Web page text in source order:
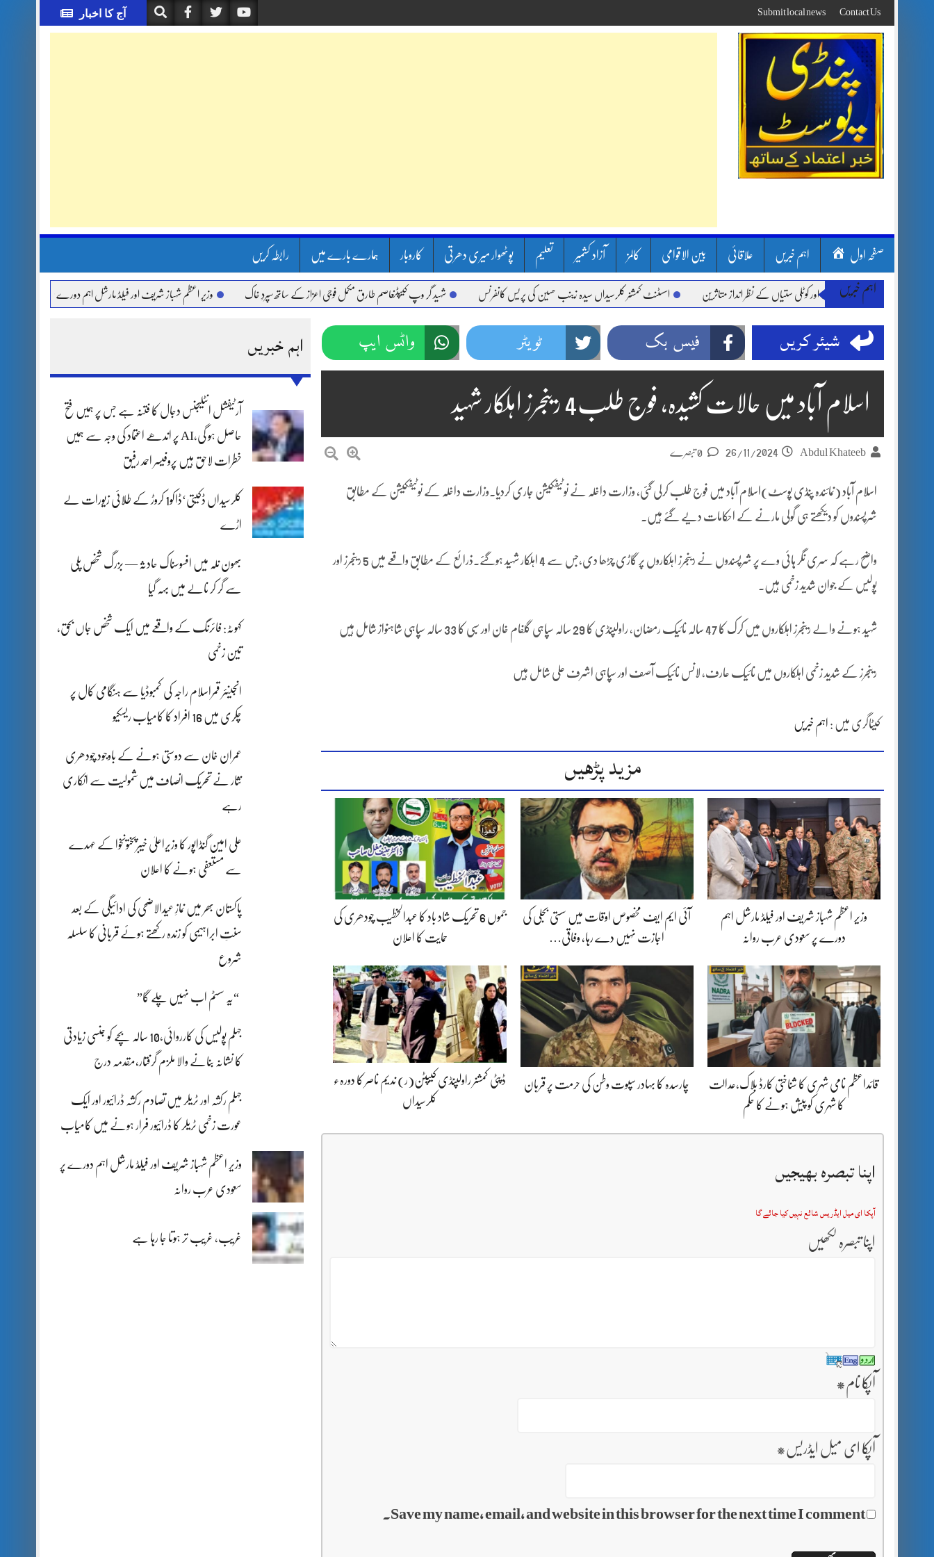
to
content
آج کا اخبار Contact Us
Submit local news
صفحہ اول اہم خبریں علاقائی بین الاقوامی کالمز آزاد کشمیر تعلیم پوٹھوار میری دھرتی کاروبار ہمارے بارے میں رابطہ کریں
اہم خبریں
بارشیں، لینڈ سلائیڈنگ اور کوٹلی ستیاں کے نظر انداز متاثرین اسسٹنٹ کمشنر کلرسیداں سیدہ زینب حسین کی پریس کانفرنس شہید گر وپ کیپٹنعاصم طارق مکمل فوجی اعزاز کے ساتھ سپردِ خاک وزیر اعظم شہباز شریف اور فیلڈ مارشل اہم دورے پر سعودی عرب روانہ
اہم خبریں
آرٹیفشل انٹلیجنس دجال کا فتنہ ہے جس پر ہمیں فتح
حاصل ہو گی،AI پر اندھے اعتماد کی وجہ سے ہمیں
خطرات لاحق ہیں پروفیسر احمد رفیق
کلرسیداں ڈکیتی‘ڈاکو1 کروڑ کے طلائی زیورات لے
اڑے
بھون نلہ میں افسوسناک حادثہ — بزرگ شخص پلی
سے گر کر نالے میں بہہ گیا
کہوٹہ: فائرنگ کے واقعے میں ایک شخص جاں بحق،
تین زخمی
انجینئر قمراسلام راجہ کی کمبوڈیا سے ہنگامی کال پر
چکری میں 16 افراد کا کامیاب ریسکیو
عمران خان سے دوستی ہونے کے باوجود چودھری
نثار نے تحریک انصاف میں شمولیت سے انکاری
رہے
علی امین گنڈاپور کا وزیراعلیٰ خیبرپختونخوا کے عہدے
سے مستعفی ہونے کا اعلان
پاکستان بھر میں نمازِ عیدالاضحی کی ادائیگی کے بعد
سنتِ ابراہیمی کو زندہ رکھتے ہوئے قربانی کا سلسلہ
شروع
“یہ سسٹم اب نہیں چلے گا”
جہلم پولیس کی کارروائی،10 سالہ بچے کو جنسی زیادتی
کا نشانہ بنانے والا ملزم گرفتار،مقدمہ درج
جہلم رکشہ اور ٹریلر میں تصادم رکشہ ڈرائیور اور ایک
عورت زخمی ٹریلر کا ڈرائیور فرار ہونے میں کامیاب
وزیر اعظم شہباز شریف اور فیلڈ مارشل اہم دورے پر
سعودی عرب روانہ
غریب، غریب تر ہوتا جا رہا ہے
شیئر کریں فیس بک ٹویٹر واٹس ایپ
اسلام آباد میں حالات کشیدہ، فوج طلب4 رینجرز اہلکار شہید
Abdul Khateeb
26/11/2024
اسلام آباد (نمائندہ پنڈی پوسٹ)اسلام آباد میں فوج طلب کرلی گئی، وزارت داخلہ نے نوٹیفکیشن جاری کردیا۔وزارت داخلہ کے نوٹیفکیشن کے مطابق
شرپسندوں کو دیکھتے ہی گولی مارنے کے احکامات دیے گئے ہیں۔
واضح رہے کہ سری نگر ہائی وے پر شرپسندوں نے رینجرز اہلکاروں پر گاڑی چڑھا دی،جس سے 4 اہلکار شہید ہوگئے۔ذرائع کے مطابق واقعے میں 5 رینجرز اور
پولیس کے جوان شدید زخمی ہیں۔
شہید ہونے والے رینجرز اہلکاروں میں کرک کا 47 سالہ نائیک رمضان، راولپنڈی کا 29 سالہ سپاہی گلفام خان اور سبی کا 33 سالہ سپاہی شاہنواز شامل ہیں
رینجرز کے شدید زخمی اہلکاروں میں نائیک عارف، لانس نائیک آصف اور سپاہی اشرف علی شامل ہیں
کیٹاگری میں : اہم خبریں
مزید پڑھیں
وزیر اعظم شہباز شریف اور فیلڈ مارشل اہم
دورے پر سعودی عرب روانہ
آئی ایم ایف مخصوص اوقات میں سستی بجلی کی
اجازت نہیں دے رہا، وفاقی…
جموں 6 تحریک شاد باد کا عبدالخطیب چودھری کی
حمایت کا اعلان
قائداعظم نامی شہری کا شناختی کارڈ بلاک،عدالت
کا شہری کو پیش ہونے کا حکم
چارسدہ کا بہادر سپوت وطن کی حرمت پر قربان
ڈپٹی کمشنر راولپنڈی کیپٹن(ر) ندیم ناصر کا دورہء
کلرسیداں
اپنا تبصرہ بھیجیں
آپکا ای میل ایڈریس شائع نہیں کیا جائے گا
اپنا تبصرہ لکھیں
آپکا نام *
آپکا ای میل ایڈریس *
Save my name, email, and website in this browser for the next time I comment.